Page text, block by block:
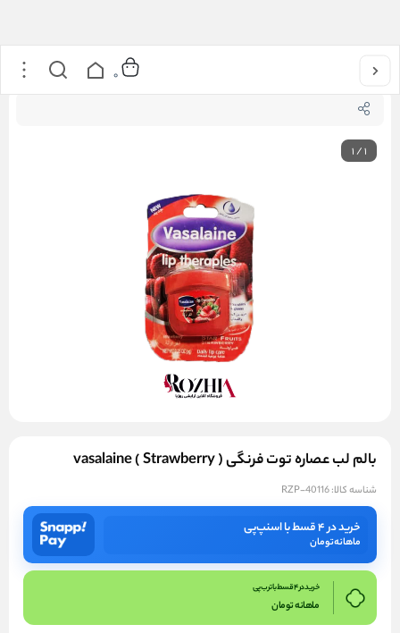
خانه بالم لب عصاره توت فرنگی ( Strawberry ) vasalaine
0
1/1
بالم لب عصاره توت فرنگی ( Strawberry ) vasalaine
شناسه کالا:RZP-40116
خرید در ۴ قسط با اسنپ‌پی
ماهانهتومان
خرید در 4 قسط با ترب پی
ماهانهتومان